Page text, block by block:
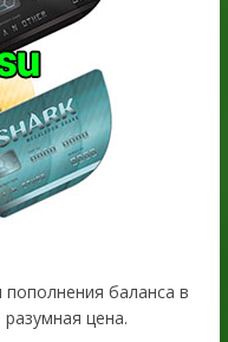
баланса в
цена.